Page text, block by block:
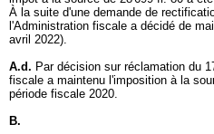
À la suite d'une demande de
l'Administration fiscale a décidé de
avril 2022).
A.d. Par décision sur réclamation du
fiscale a maintenu l'imposition à la
période fiscale 2020.
B.